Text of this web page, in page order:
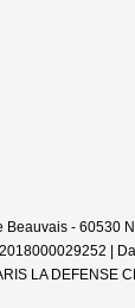
- 60530
|
LA DEFENSE